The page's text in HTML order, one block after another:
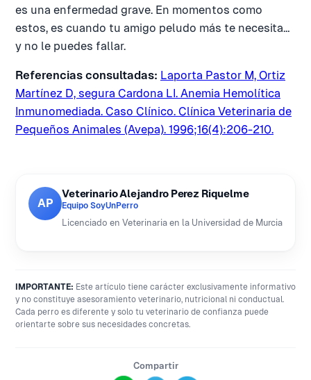
es una enfermedad grave. En momentos como
estos, es cuando tu amigo peludo más te necesita…
y no le puedes fallar.
Referencias consultadas: Laporta Pastor M, Ortiz
Martínez D, segura Cardona LI. Anemia Hemolítica
Inmunomediada. Caso Clínico. Clínica Veterinaria de
Pequeños Animales (Avepa). 1996;16(4):206-210.
AP
Veterinario Alejandro Perez Riquelme
Equipo SoyUnPerro
Licenciado en Veterinaria en la Universidad de Murcia
IMPORTANTE: Este artículo tiene carácter exclusivamente informativo
y no constituye asesoramiento veterinario, nutricional ni conductual.
Cada perro es diferente y solo tu veterinario de confianza puede
orientarte sobre sus necesidades concretas.
Compartir